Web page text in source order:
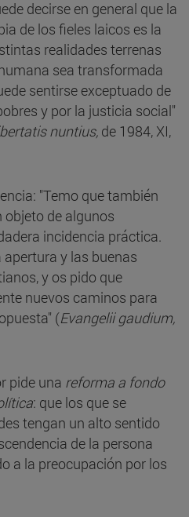
decirse en general que la
de los fieles laicos es la
realidades terrenas
sea transformada
sentirse exceptuado de
y por la justicia social"
nuntius, de 1984, XI,
"Temo que también
de algunos
incidencia práctica.
y las buenas
y os pido que
nuevos caminos para
(Evangelii gaudium,
pide una reforma a fondo
: que los que se
tengan un alto sentido
de la persona
a la preocupación por los